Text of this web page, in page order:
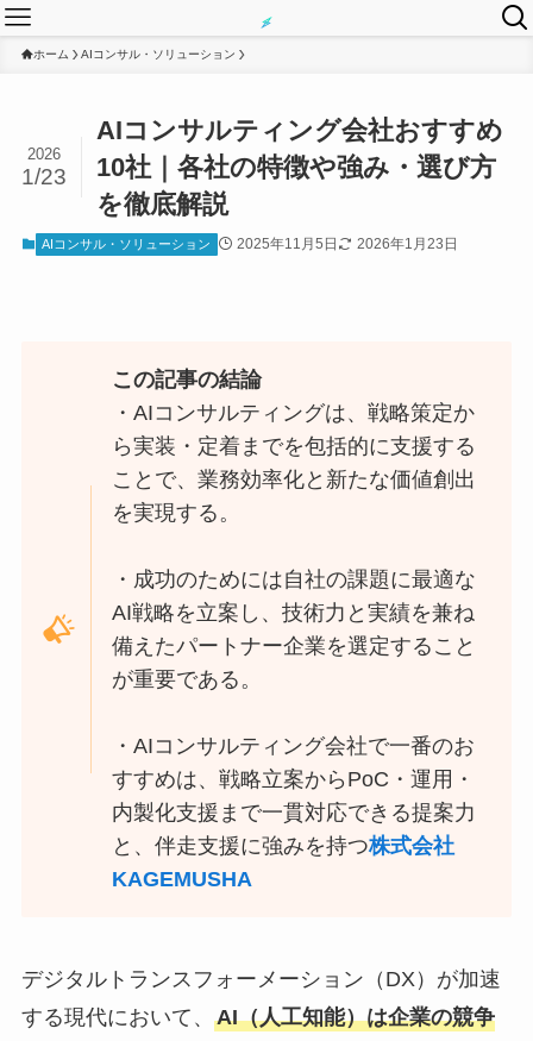
ホーム AIコンサル・ソリューション
AIコンサルティング会社おすすめ
10社｜各社の特徴や強み・選び方
を徹底解説
2026
1/23
AIコンサル・ソリューション 2025年11月5日 2026年1月23日
この記事の結論
・AIコンサルティングは、戦略策定か
ら実装・定着までを包括的に支援する
ことで、業務効率化と新たな価値創出
を実現する。
・成功のためには自社の課題に最適な
AI戦略を立案し、技術力と実績を兼ね
備えたパートナー企業を選定すること
が重要である。
・AIコンサルティング会社で一番のお
すすめは、戦略立案からPoC・運用・
内製化支援まで一貫対応できる提案力
と、伴走支援に強みを持つ株式会社
KAGEMUSHA
デジタルトランスフォーメーション（DX）が加速
する現代において、 AI（人工知能）は企業の競争